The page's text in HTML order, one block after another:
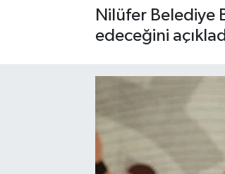
Nilüfer Belediye
edeceğini